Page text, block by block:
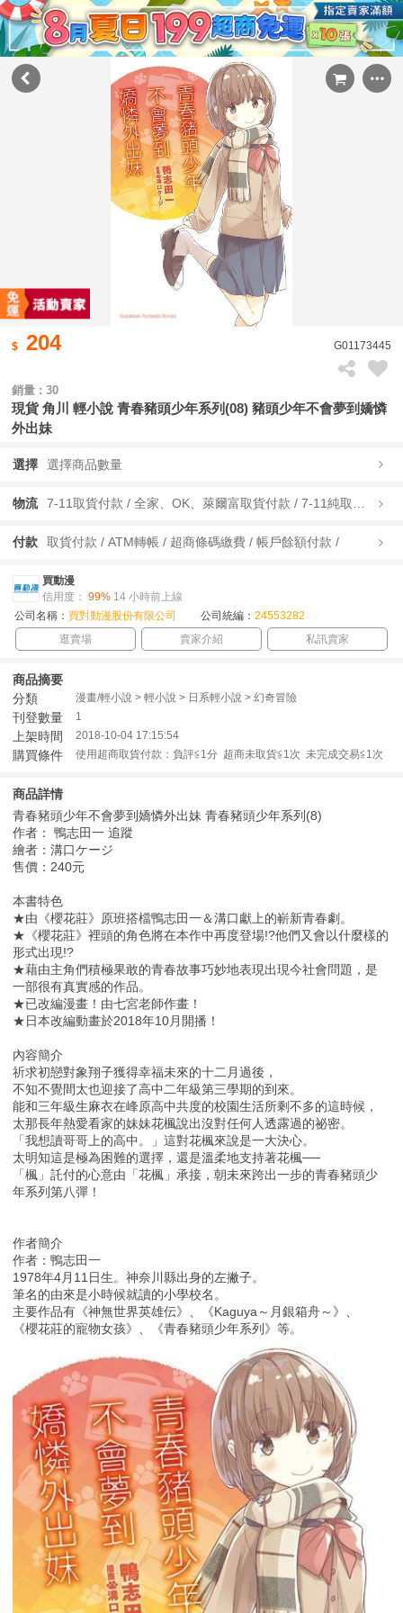
204 G01173445
銷量 : 30
現貨 角川 輕小說 青春豬頭少年系列(08) 豬頭少年不會夢到嬌憐
外出妹
選擇 選擇商品數量
物流
付款 取貨付款 / ATM轉帳 / 超商條碼繳費 / 帳戶餘額付款 /
買動漫
信用度： 99% 14 小時前上線
公司名稱： 買對動漫股份有限公司 公司統編： 24553282
逛賣場
賣家介紹 私訊賣家
商品摘要
分類
漫畫/輕小說 > 輕小說 > 日系輕小說 > 幻奇冒險
刊登數量 1
上架時間 2018-10-04 17:15:54
購買條件 使用超商取貨付款：負評≦1分 超商未取貨≦1次 未完成交易≦1次
商品詳情
青春豬頭少年不會夢到嬌憐外出妹 青春豬頭少年系列(8)
作者： 鴨志田一 追蹤
繪者：溝口ケージ
售價：240元
本書特色
★由《櫻花莊》原班搭檔鴨志田一＆溝口獻上的嶄新青春劇。
★《櫻花莊》裡頭的角色將在本作中再度登場!?他們又會以什麼樣的
形式出現!?
★藉由主角們積極果敢的青春故事巧妙地表現出現今社會問題，是
一部很有真實感的作品。
★已改編漫畫！由七宮老師作畫！
★日本改編動畫於2018年10月開播！
內容簡介
祈求初戀對象翔子獲得幸福未來的十二月過後，
不知不覺間太也迎接了高中二年級第三學期的到來。
能和三年級生麻衣在峰原高中共度的校園生活所剩不多的這時候，
太那長年熱愛看家的妹妹花楓說出沒對任何人透露過的祕密。
「我想讀哥哥上的高中。」這對花楓來說是一大決心。
太明知這是極為困難的選擇，還是溫柔地支持著花楓──
「楓」託付的心意由「花楓」承接，朝未來跨出一步的青春豬頭少
年系列第八彈！
作者簡介
作者：鴨志田一
1978年4月11日生。神奈川縣出身的左撇子。
筆名的由來是小時候就讀的小學校名。
主要作品有《神無世界英雄伝》、《Kaguya～月銀箱舟～》、
《櫻花莊的寵物女孩》、《青春豬頭少年系列》等。